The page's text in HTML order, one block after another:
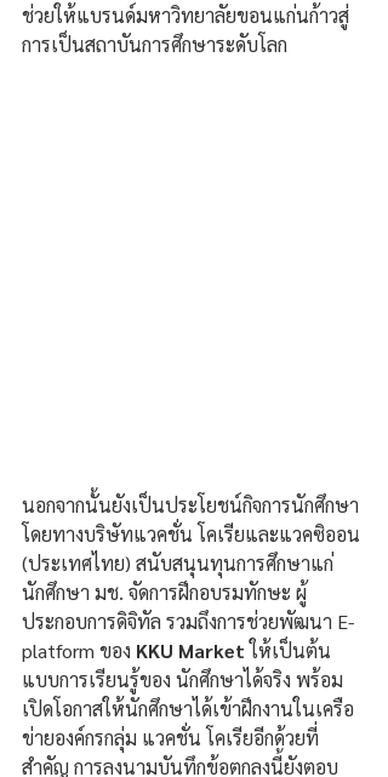
ช่วยให้แบรนด์มหาวิทยาลัยขอนแก่นก้าวสู่
การเป็นสถาบันการศึกษาระดับโลก
นอกจากนั้นยังเป็นประโยชน์กิจการนักศึกษา
โดยทางบริษัทแวคชั่น โคเรียและแวคซิออน
(ประเทศไทย) สนับสนุนทุนการศึกษาแก่
นักศึกษา มช. จัดการฝึกอบรมทักษะ ผู้
ประกอบการดิจิทัล รวมถึงการช่วยพัฒนา E-
platform ของ KKU Market ให้เป็นต้น
แบบการเรียนรู้ของ นักศึกษาได้จริง พร้อม
เปิดโอกาสให้นักศึกษาได้เข้าฝึกงานในเครือ
ข่ายองค์กรกลุ่ม แวคชั่น โคเรียอีกด้วยที่
สำคัญ การลงนามบันทึกข้อตกลงนี้ยังตอบ